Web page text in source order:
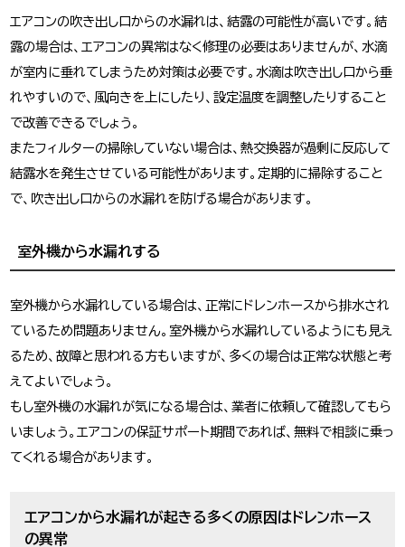
エアコンの吹き出し口からの水漏れは、結露の可能性が高いです。結
露の場合は、エアコンの異常はなく修理の必要はありませんが、水滴
が室内に垂れてしまうため対策は必要です。水滴は吹き出し口から垂
れやすいので、風向きを上にしたり、設定温度を調整したりすること
で改善できるでしょう。
またフィルターの掃除していない場合は、熱交換器が過剰に反応して
結露水を発生させている可能性があります。定期的に掃除すること
で、吹き出し口からの水漏れを防げる場合があります。
室外機から水漏れする
室外機から水漏れしている場合は、正常にドレンホースから排水され
ているため問題ありません。室外機から水漏れしているようにも見え
るため、故障と思われる方もいますが、多くの場合は正常な状態と考
えてよいでしょう。
もし室外機の水漏れが気になる場合は、業者に依頼して確認してもら
いましょう。エアコンの保証サポート期間であれば、無料で相談に乗っ
てくれる場合があります。
エアコンから水漏れが起きる多くの原因はドレンホース
の異常